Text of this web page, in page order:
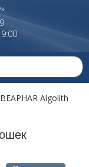
BEAPHAR Algolith